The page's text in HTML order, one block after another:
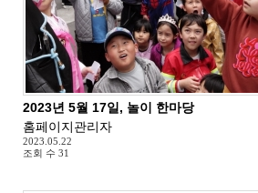
2023년 5월 17일, 놀이 한마당
홈페이지관리자
2023.05.22
조회 수 31